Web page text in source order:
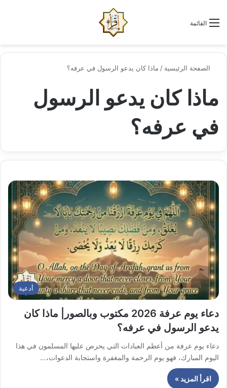
القائمة
الصفحة الرئيسية / ماذا كان يدعو الرسول في عرفه؟
ماذا كان يدعو الرسول
في عرفه؟
أدعية
دعاء يوم عرفة 2026 مكتوب وبالصور| ماذا كان
يدعو الرسول في عرفه؟
دعاء يوم عرفة من أعظم العبادات التي يحرص عليها المسلمون في هذا
اليوم المبارك، فهو يوم الرحمة والمغفرة واستجابة الدعوات،…
اقرأ المزيد »